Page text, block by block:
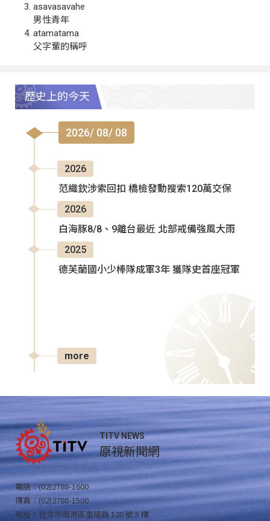
asavasavahe
男性青年
atamatama
父字輩的稱呼
歷史上的今天
2026/ 08/ 08
2026
范織欽涉索回扣 橋檢發動搜索120萬交保
2026
白海豚8/8、9離台最近 北部戒備強風大雨
2025
德芙蘭國小少棒隊成軍3年 獲隊史首座冠軍
more
TITV NEWS
原視新聞網
電話：(02)2788-1600
傳真：(02)2788-1500
地址：台北市南港區重陽路 120 號 5 樓